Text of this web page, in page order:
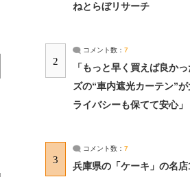
ねとらぼリサーチ
2
コメント数： 7
「もっと早く買えば良か
ズの“車内遮光カーテン”
ライバシーも保てて安心
3
コメント数： 7
兵庫県の「ケーキ」の名